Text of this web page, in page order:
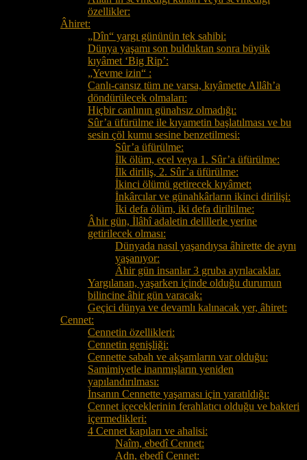
özellikler:
Âhiret:
„Dîn“ yargı gününün tek sahibi:
Dünya yaşamı son bulduktan sonra büyük
kıyâmet ‘Big Rip’:
„Yevme izin“ :
Canlı-cansız tüm ne varsa, kıyâmette Allâh’a
döndürülecek olmaları:
Hiçbir canlının günahsız olmadığı:
Sûr’a üfürülme ile kıyametin başlatılması ve bu
sesin çöl kumu sesine benzetilmesi:
Sûr’a üfürülme:
İlk ölüm, ecel veya 1. Sûr’a üfürülme:
İlk diriliş, 2. Sûr’a üfürülme:
İkinci ölümü getirecek kıyâmet:
İnkârcılar ve günahkârların ikinci dirilişi:
İki defa ölüm, iki defa diriltilme:
Âhir gün, İlâhî adaletin delillerle yerine
getirilecek olması:
Dünyada nasıl yaşandıysa âhirette de aynı
yaşanıyor:
Âhir gün insanlar 3 gruba ayrılacaklar.
Yargılanan, yaşarken içinde olduğu durumun
bilincine âhir gün varacak:
Geçici dünya ve devamlı kalınacak yer, âhiret:
Cennet:
Cennetin özellikleri:
Cennetin genişliği:
Cennette sabah ve akşamların var olduğu:
Samimiyetle inanmışların yeniden
yapılandırılması:
İnsanın Cennette yaşaması için yaratıldığı:
Cennet içeceklerinin ferahlatıcı olduğu ve bakteri
içermedikleri:
4 Cennet kapıları ve ahalisi:
Naîm, ebedî Cennet:
Adn, ebedî Cennet: